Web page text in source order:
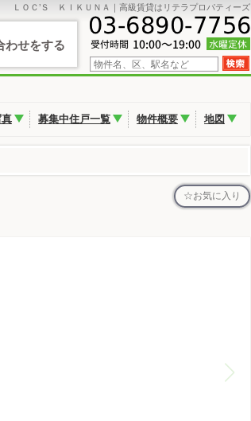
ＬＯＣ’Ｓ ＫＩＫＵＮＡ｜高級賃貸はリテラプロパティーズ
わせをする
募集中住戸一覧 物件概要 地図
お気に入り